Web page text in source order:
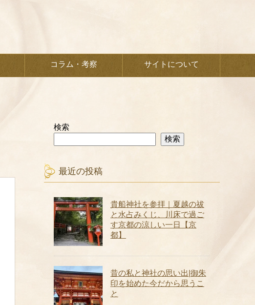
コラム・考察 サイトについて
検索
検索
最近の投稿
貴船神社を参拝｜夏越の祓
と水占みくじ、川床で過ご
す京都の涼しい一日【京
都】
昔の私と神社の思い出|御朱
印を始めた今だから思うこ
と